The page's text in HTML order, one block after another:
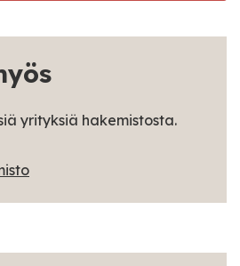
yrityksiä hakemistosta.